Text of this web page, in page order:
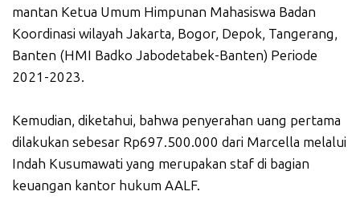
mantan Ketua Umum Himpunan Mahasiswa Badan
Koordinasi wilayah Jakarta, Bogor, Depok, Tangerang,
Banten (HMI Badko Jabodetabek-Banten) Periode
2021-2023.
Kemudian, diketahui, bahwa penyerahan uang pertama
dilakukan sebesar Rp697.500.000 dari Marcella melalui
Indah Kusumawati yang merupakan staf di bagian
keuangan kantor hukum AALF.